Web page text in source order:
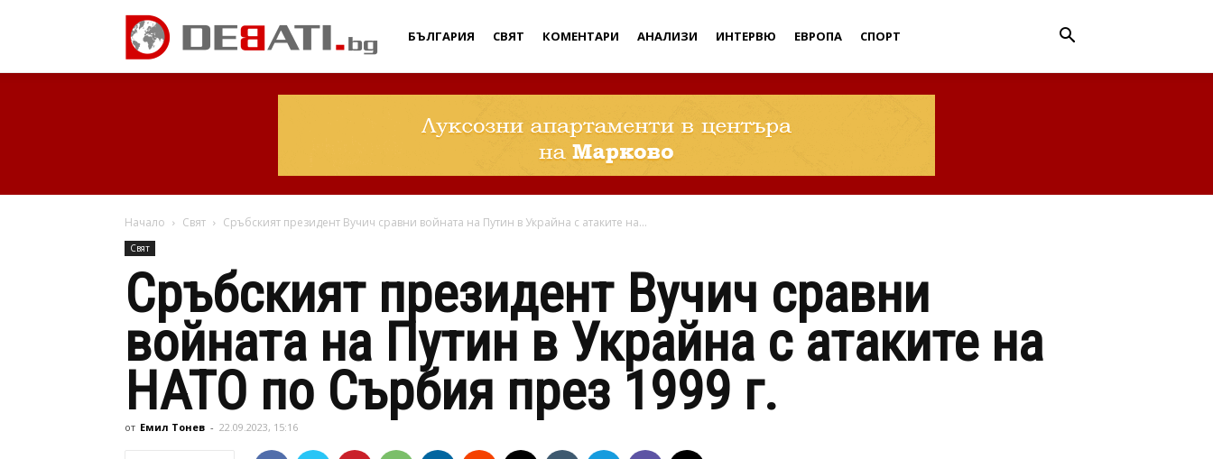
Дебати
БЪЛГАРИЯ СВЯТ КОМЕНТАРИ АНАЛИЗИ ИНТЕРВЮ ЕВРОПА СПОРТ
Начало Свят Сръбският президент Вучич сравни войната на Путин в Украйна с атаките на...
Свят
Сръбският президент Вучич сравни
войната на Путин в Украйна с атаките на
НАТО по Сърбия през 1999 г.
от Емил Тонев - 22.09.2023, 15:16